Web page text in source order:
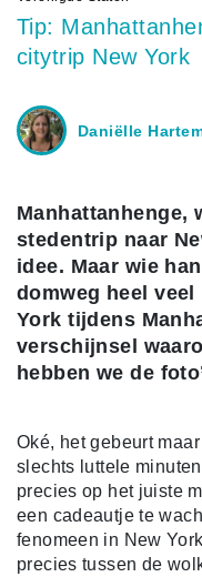
Tip:
citytrip New York
Daniëlle
Manhattanhenge,
stedentrip naar
idee. Maar wie
domweg heel veel
York tijdens
verschijnsel
hebben we de
Oké, het gebeurt
slechts luttele
precies op het juiste
een cadeautje te
fenomeen in New
precies tussen de